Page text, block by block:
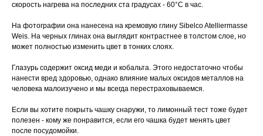
скорость нагрева на последних ста градусах - 60°C в час.
На фотографии она нанесена на кремовую глину Sibelco Atelliermasse
Weis. На черных глинах она выглядит контрастнее в толстом слое, но
может полностью изменить цвет в тонких слоях.
Глазурь содержит оксид меди и кобальта. Этого недостаточно чтобы
нанести вред здоровью, однако влияние малых оксидов металлов на
человека малоизучено и мы всегда перестраховываемся.
Если вы хотите покрыть чашку снаружи, то лимонный тест тоже будет
полезен - кому же понравится, если его чашка будет менять цвет
после посудомойки.